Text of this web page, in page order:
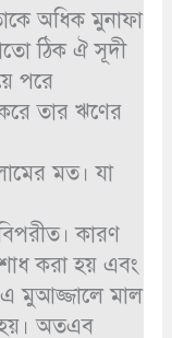
অধিক মুনাফা
ঠিক ঐ সূদী
পরে
তার ঋণের
মত। যা
কারণ
করা হয় এবং
মুআজ্জালে মাল
অতএব